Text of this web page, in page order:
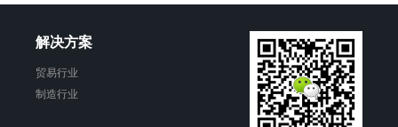
解决方案
贸易行业
制造行业